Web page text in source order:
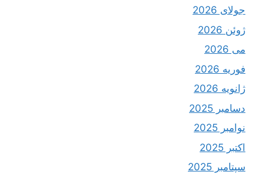
جولای 2026
ژوئن 2026
می 2026
فوریه 2026
ژانویه 2026
دسامبر 2025
نوامبر 2025
اکتبر 2025
سپتامبر 2025